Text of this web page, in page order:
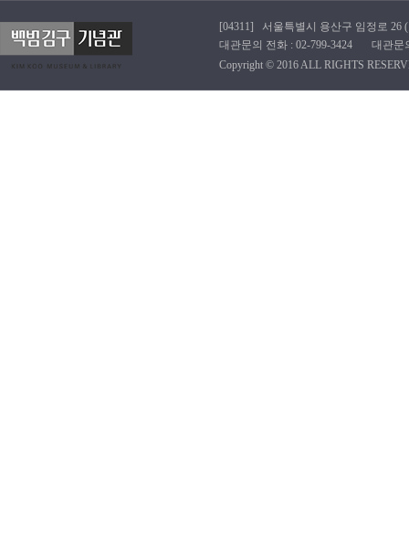
[04311] 서울특별시 용산구 임정로
대관문의 전화 : 02-799-3424 대관문
Copyright © 2016 ALL RIGHTS